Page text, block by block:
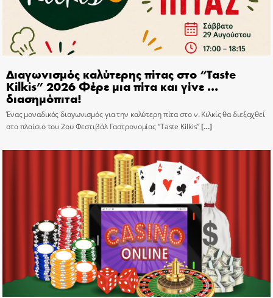
Διαγωνισμός καλύτερης πίτας στο “Taste
Kilkis” 2026 Φέρε μια πίτα και γίνε …
διασημόπιτα!
Ένας μοναδικός διαγωνισμός για την καλύτερη πίτα στο ν. Κιλκίς θα διεξαχθεί
στο πλαίσιο του 2ου Φεστιβάλ Γαστρονομίας “Taste Kilkis”[…]